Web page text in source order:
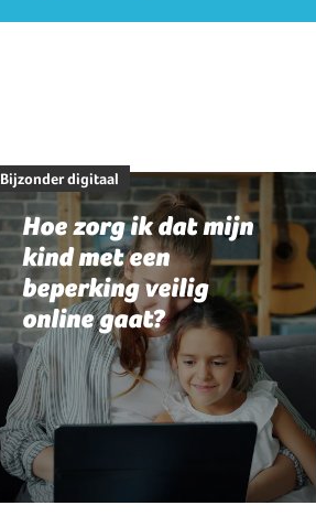
Bijzonder digitaal
Hoe zorg ik dat mijn
kind met een
beperking veilig
online gaat?